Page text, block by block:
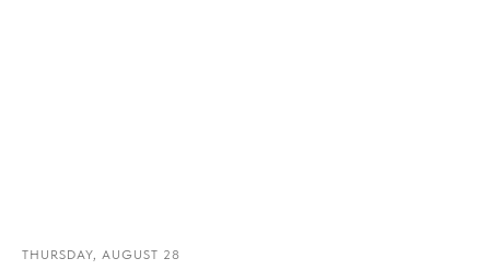
THURSDAY, AUGUST 28